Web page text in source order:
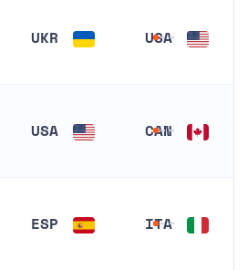
USA
CAN
USA
ITA